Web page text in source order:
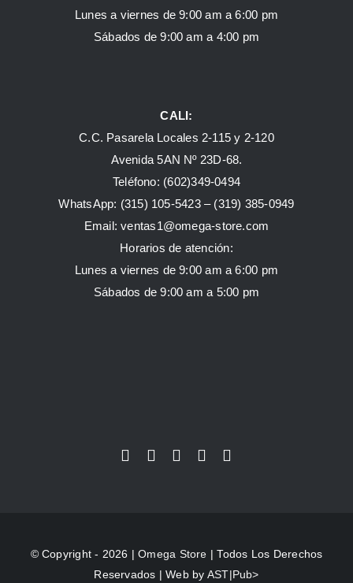
Lunes a viernes de 9:00 am a 6:00 pm
Sábados de 9:00 am a 4:00 pm
CALI:
C.C. Pasarela Locales 2-115 y 2-120
Avenida 5AN Nº 23D-68.
Teléfono: (602)349-0494
WhatsApp: (315) 105-5423 – (319) 385-0949
Email:ventas1@omega-store.com
Horarios de atención:
Lunes a viernes de 9:00 am a 6:00 pm
Sábados de 9:00 am a 5:00 pm
© Copyright - 2026 |Omega Store | Todos Los Derechos
Reservados | Web by AST|Pub>